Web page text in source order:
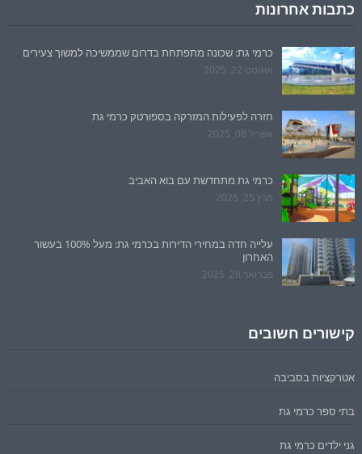
כתבות אחרונות
כרמי גת: שכונה מתפתחת בדרום שממשיכה למשוך צעירים
אוגוסט 22, 2025
חזרה לפעילות המזרקה בספורטק כרמי גת
אפריל 08, 2025
כרמי גת מתחדשת עם בוא האביב
מרץ 25, 2025
עלייה חדה במחירי הדירות בכרמי גת: מעל 100% בעשור
האחרון
פברואר 28, 2025
קישורים חשובים
אטרקציות בסביבה
בתי ספר כרמי גת
גני ילדים כרמי גת